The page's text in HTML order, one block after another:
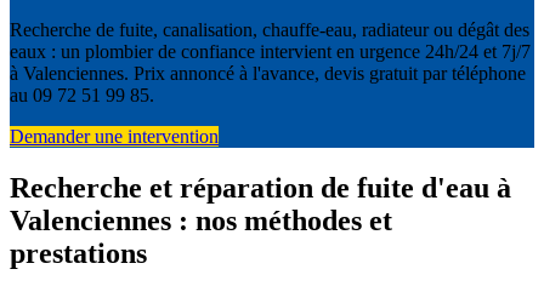
Recherche de fuite, canalisation, chauffe-eau, radiateur ou dégât des
eaux : un plombier de confiance intervient en urgence 24h/24 et 7j/7
à Valenciennes. Prix annoncé à l'avance, devis gratuit par téléphone
au 09 72 51 99 85.
Demander une intervention
Recherche et réparation de fuite d'eau à
Valenciennes : nos méthodes et
prestations